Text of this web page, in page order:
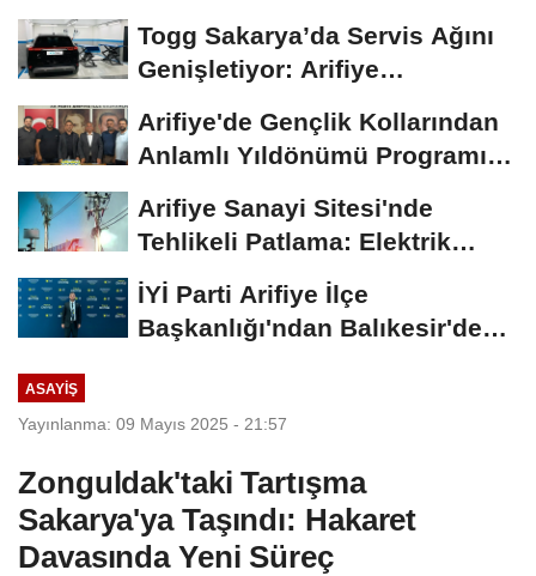
Togg Sakarya’da Servis Ağını
Genişletiyor: Arifiye
Arifiye'de Gençlik Kollarından
Anlamlı Yıldönümü Programı:
Arifiye Sanayi Sitesi'nde
Tehlikeli Patlama: Elektrik
Altyapısı Çöktü,...
İYİ Parti Arifiye İlçe
Başkanlığı'ndan Balıkesir'deki
ASAYIŞ
Yayınlanma: 09 Mayıs 2025 - 21:57
Zonguldak'taki Tartışma
Sakarya'ya Taşındı: Hakaret
Davasında Yeni Süreç